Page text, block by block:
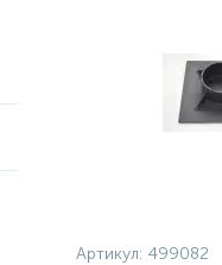
Артикул: 499082